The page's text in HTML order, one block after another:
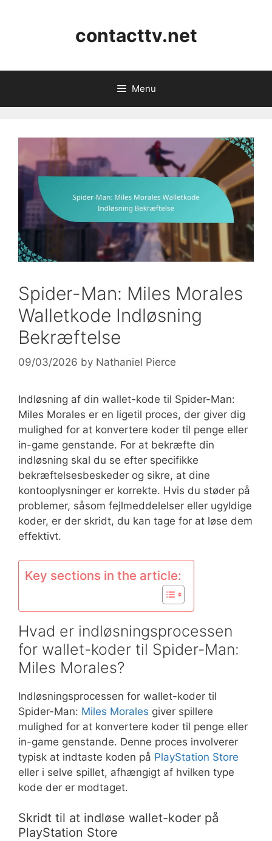
contacttv.net
Menu
Spider-Man: Miles Morales
Walletkode Indløsning
Bekræftelse
09/03/2026 by Nathaniel Pierce
Indløsning af din wallet-kode til Spider-Man:
Miles Morales er en ligetil proces, der giver dig
mulighed for at konvertere koder til penge eller
in-game genstande. For at bekræfte din
indløsning skal du se efter specifikke
bekræftelsesbeskeder og sikre, at dine
kontooplysninger er korrekte. Hvis du støder på
problemer, såsom fejlmeddelelser eller ugyldige
koder, er der skridt, du kan tage for at løse dem
effektivt.
Key sections in the article:
Hvad er indløsningsprocessen
for wallet-koder til Spider-Man:
Miles Morales?
Indløsningsprocessen for wallet-koder til
Spider-Man: Miles Morales giver spillere
mulighed for at konvertere koder til penge eller
in-game genstande. Denne proces involverer
typisk at indtaste koden på PlayStation Store
eller i selve spillet, afhængigt af hvilken type
kode der er modtaget.
Skridt til at indløse wallet-koder på
PlayStation Store